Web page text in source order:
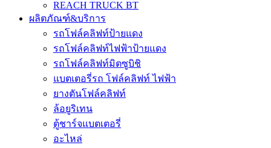
REACH TRUCK BT
ผลิตภัณฑ์&บริการ
รถโฟล์คลิฟท์ป้ายแดง
รถโฟล์คลิฟท์ไฟฟ้าป้ายแดง
รถโฟล์คลิฟท์มิตซูบิชิ
แบตเตอรี่รถ โฟล์คลิฟท์ ไฟฟ้า
ยางตันโฟล์คลิฟท์
ล้อยูริเทน
ตู้ชาร์จแบตเตอรี่
อะไหล่